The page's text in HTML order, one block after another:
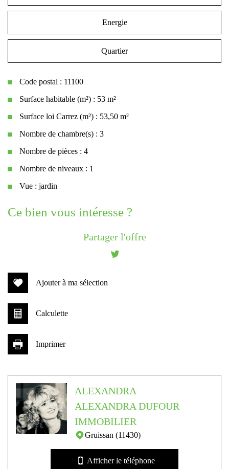
Energie
Quartier
Code postal : 11100
Surface habitable (m²) : 53 m²
Surface loi Carrez (m²) : 53,50 m²
Nombre de chambre(s) : 3
Nombre de pièces : 4
Nombre de niveaux : 1
Vue : jardin
la ville de narbonne (11100)
Bar
Bureau de poste
ce bien vous intéresse ?
Partager l'offre
Ajouter à ma sélection
Calculette
Imprimer
ALEXANDRA
ALEXANDRA DUFOUR
IMMOBILIER
Gruissan (11430)
Afficher le téléphone